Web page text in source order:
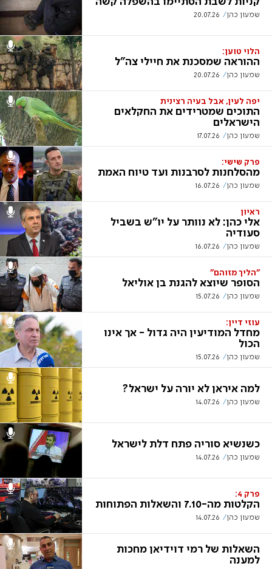
שמעון כהן 20.07.26
הלוי טוען:
ההוראה שמסכנת את חיילי צה"ל
שמעון כהן 20.07.26
יפה לעין, אבל בעיה רצינית
התוכים שמטרידים את החקלאים
הישראלים
שמעון כהן 17.07.26
פרק שישי:
מהסלחנות לסרבנות ועד טיוח האמת
שמעון כהן 16.07.26
ראיון
אלי כהן: לא נוותר על יו"ש בשביל
סעודיה
שמעון כהן 16.07.26
"הליך מזוהם"
הסופר שיוצא להגנת בן אוליאל
שמעון כהן 15.07.26
עוזי דיין:
מחדל המודיעין היה גדול - אך אינו
הכול
שמעון כהן 15.07.26
למה איראן לא יורה על ישראל?
שמעון כהן 14.07.26
כשנשיא סוריה פתח דלת לישראל
שמעון כהן 14.07.26
פרק 4:
הקלטות מה-7.10 והשאלות הפתוחות
שמעון כהן 14.07.26
השאלות של רמי דוידיאן מחכות
למענה